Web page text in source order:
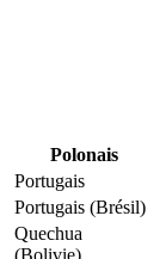
Polonais
Portugais
Portugais (Brésil)
Quechua
(Bolivie)